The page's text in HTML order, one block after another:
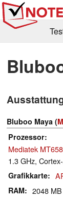
Kaufberatung
Forum
Bluboo Maya (
Prozessor
Mediatek
1.3 GHz,
Grafikkarte
RAM 2048 MB